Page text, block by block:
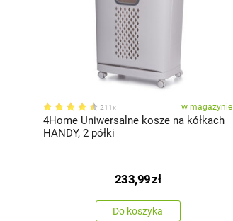
211x w magazynie
4Home Uniwersalne kosze na kółkach
HANDY, 2 półki
233,99zł
Do koszyka